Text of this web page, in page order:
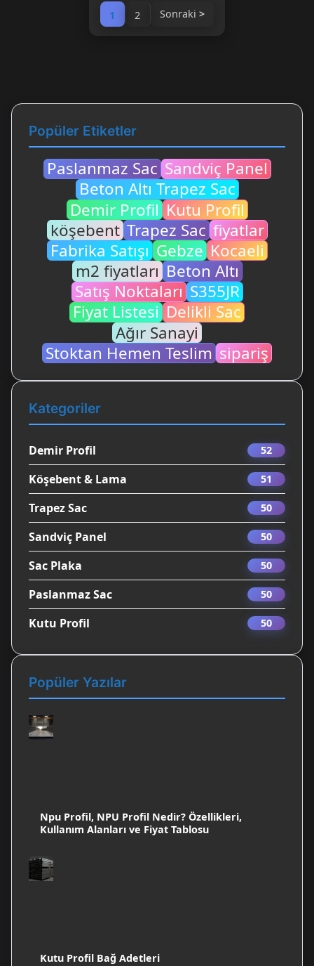
1 2 Sonraki
Popüler Etiketler
Paslanmaz Sac Sandviç Panel
Beton Altı Trapez Sac
Demir Profil Kutu Profil
köşebent Trapez Sac fiyatlar
Fabrika Satışı Gebze Kocaeli
m2 fiyatları Beton Altı
Satış Noktaları S355JR
Fiyat Listesi Delikli Sac
Ağır Sanayi
Stoktan Hemen Teslim sipariş
Kategoriler
Demir Profil 52
Köşebent & Lama 51
Trapez Sac 50
Sandviç Panel 50
Sac Plaka 50
Paslanmaz Sac 50
Kutu Profil 50
Popüler Yazılar
Npu Profil, NPU Profil Nedir? Özellikleri,
Kullanım Alanları ve Fiyat Tablosu
Kutu Profil Bağ Adetleri